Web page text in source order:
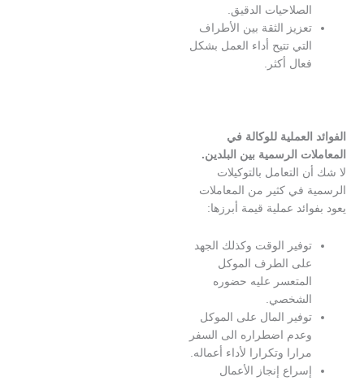
الدقيق.
الثقة بين الأطراف
تتيح أداء العمل بشكل
للوكالة في
الرسمية بين البلدين.
التعامل بالتوكيلات
في كثير من المعاملات
عملية قيمة أبرزها:
الوقت وكذلك الجهد
الطرف الموكل
عليه حضوره
المال على الموكل
اضطراره الى السفر
وتكرارا لأداء أعماله.
إنجاز الأعمال